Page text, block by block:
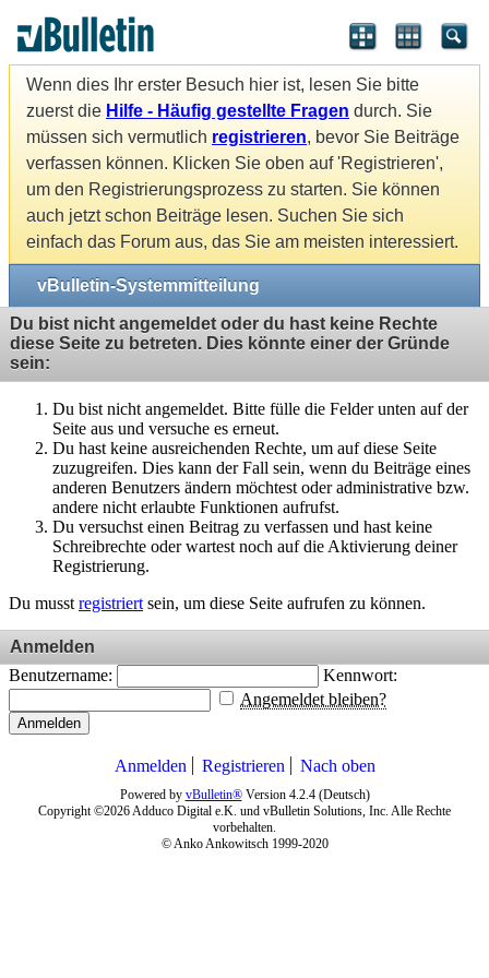
Wenn dies Ihr erster Besuch hier ist, lesen Sie bitte
zuerst die Hilfe - Häufig gestellte Fragen durch. Sie
müssen sich vermutlich registrieren, bevor Sie Beiträge
verfassen können. Klicken Sie oben auf 'Registrieren',
um den Registrierungsprozess zu starten. Sie können
auch jetzt schon Beiträge lesen. Suchen Sie sich
einfach das Forum aus, das Sie am meisten interessiert.
vBulletin-Systemmitteilung
Du bist nicht angemeldet oder du hast keine Rechte
diese Seite zu betreten. Dies könnte einer der Gründe
sein:
Du bist nicht angemeldet. Bitte fülle die Felder unten auf der
Seite aus und versuche es erneut.
Du hast keine ausreichenden Rechte, um auf diese Seite
zuzugreifen. Dies kann der Fall sein, wenn du Beiträge eines
anderen Benutzers ändern möchtest oder administrative bzw.
andere nicht erlaubte Funktionen aufrufst.
Du versuchst einen Beitrag zu verfassen und hast keine
Schreibrechte oder wartest noch auf die Aktivierung deiner
Registrierung.
Du musst registriert sein, um diese Seite aufrufen zu können.
Anmelden
Benutzername:
Kennwort:
Angemeldet bleiben?
Anmelden
Anmelden Registrieren Nach oben
Powered by vBulletin®Version 4.2.4 (Deutsch)
Copyright ©2026 Adduco Digital e.K. und vBulletin Solutions, Inc. Alle Rechte
vorbehalten.
© Anko Ankowitsch 1999-2020